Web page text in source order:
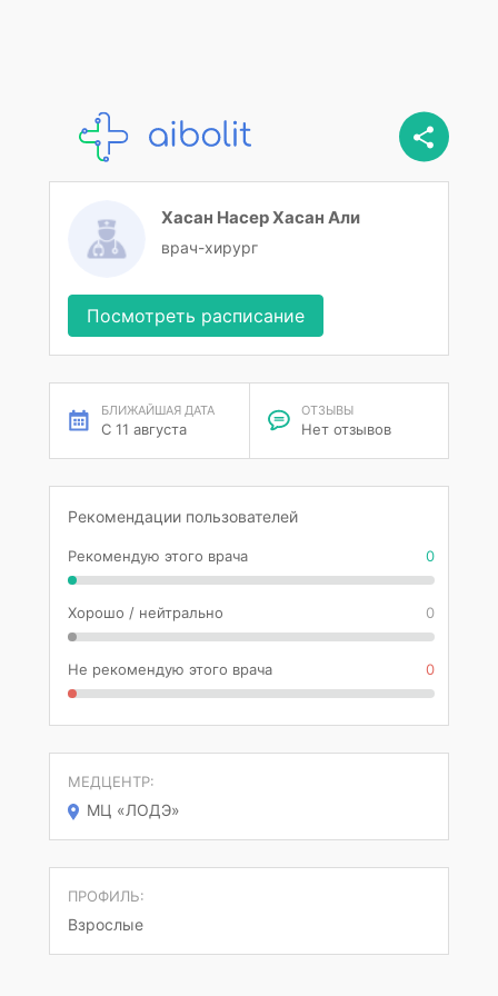
Хасан Насер Хасан Али
врач-хирург
Посмотреть расписание
БЛИЖАЙШАЯ ДАТА
С 11 августа
ОТЗЫВЫ
Нет отзывов
Рекомендации пользователей
Рекомендую этого врача 0
Хорошо / нейтрально 0
Не рекомендую этого врача 0
МЕДЦЕНТР:
МЦ «ЛОДЭ»
ПРОФИЛЬ:
Взрослые